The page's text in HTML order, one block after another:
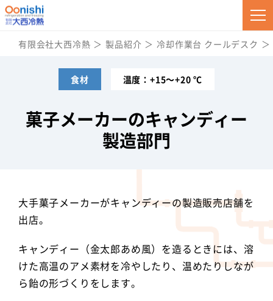
有限会社大西冷熱 製品紹介 冷却作業台 クールデスク
食材 温度：+15～+20 ℃
菓子メーカーのキャンディー
製造部門
大手菓子メーカーがキャンディーの製造販売店舗を
出店。
キャンディー（金太郎あめ風）を造るときには、溶
けた高温のアメ素材を冷やしたり、温めたりしなが
ら飴の形づくりをします。